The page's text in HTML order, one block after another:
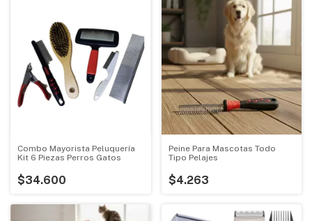
Combo Mayorista Peluquería
Kit 6 Piezas Perros Gatos
$34.600
Peine Para Mascotas Todo
Tipo Pelajes
$4.263